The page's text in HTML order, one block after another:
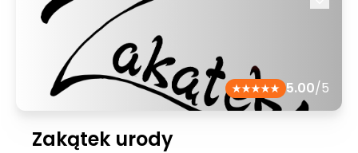
5.00/5
Zakątek urody